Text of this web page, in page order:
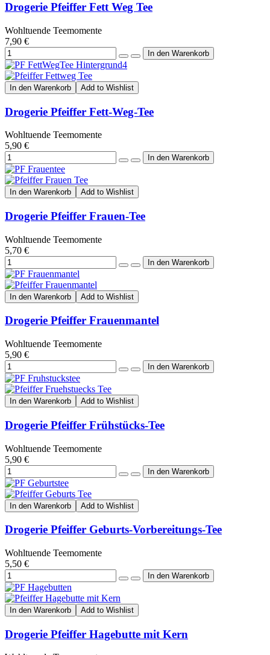
Drogerie Pfeiffer Fett Weg Tee
Wohltuende Teemomente
7,90 €
In den Warenkorb Add to Wishlist
Drogerie Pfeiffer Fett-Weg-Tee
Wohltuende Teemomente
5,90 €
In den Warenkorb Add to Wishlist
Drogerie Pfeiffer Frauen-Tee
Wohltuende Teemomente
5,70 €
In den Warenkorb Add to Wishlist
Drogerie Pfeiffer Frauenmantel
Wohltuende Teemomente
5,90 €
In den Warenkorb Add to Wishlist
Drogerie Pfeiffer Frühstücks-Tee
Wohltuende Teemomente
5,90 €
In den Warenkorb Add to Wishlist
Drogerie Pfeiffer Geburts-Vorbereitungs-Tee
Wohltuende Teemomente
5,50 €
In den Warenkorb Add to Wishlist
Drogerie Pfeiffer Hagebutte mit Kern